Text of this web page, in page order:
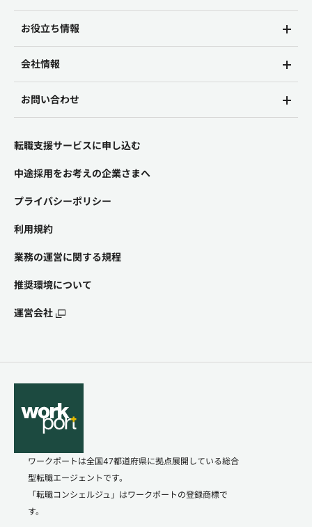
お役立ち情報
会社情報
お問い合わせ
転職支援サービスに申し込む
中途採用をお考えの企業さまへ
プライバシーポリシー
利用規約
業務の運営に関する規程
推奨環境について
運営会社
ワークポートは全国47都道府県に拠点展開している総合
型転職エージェントです。
「転職コンシェルジュ」はワークポートの登録商標で
す。